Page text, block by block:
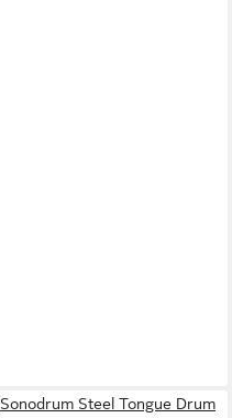
Sonodrum Steel Tongue Drum